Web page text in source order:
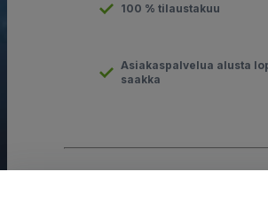
100 % tilaustakuu
Asiakaspalvelua alusta
saakka